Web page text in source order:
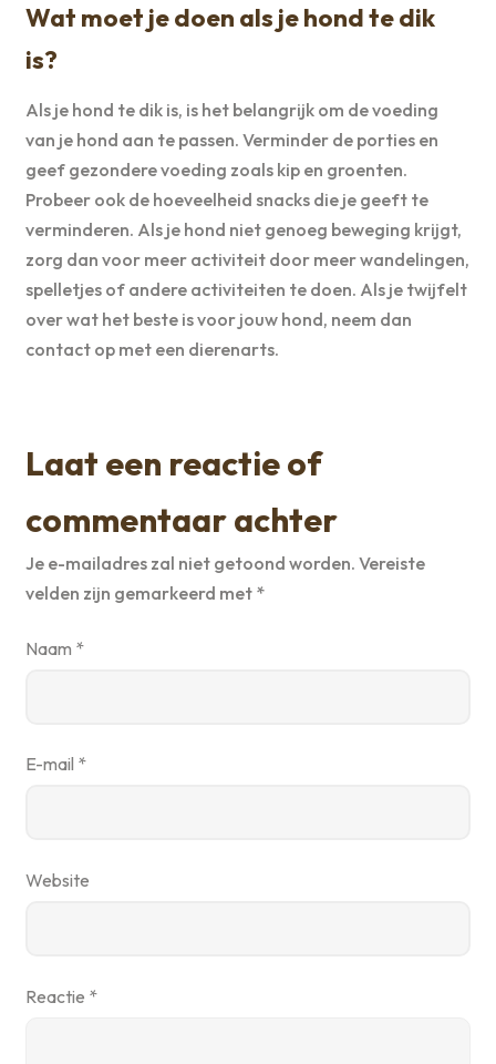
Wat moet je doen als je hond te dik
is?
Als je hond te dik is, is het belangrijk om de voeding
van je hond aan te passen. Verminder de porties en
geef gezondere voeding zoals kip en groenten.
Probeer ook de hoeveelheid snacks die je geeft te
verminderen. Als je hond niet genoeg beweging krijgt,
zorg dan voor meer activiteit door meer wandelingen,
spelletjes of andere activiteiten te doen. Als je twijfelt
over wat het beste is voor jouw hond, neem dan
contact op met een dierenarts.
Laat een reactie of
commentaar achter
Je e-mailadres zal niet getoond worden. Vereiste
velden zijn gemarkeerd met *
Naam *
E-mail *
Website
Reactie *